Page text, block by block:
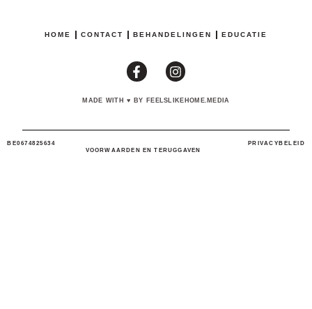
HOME CONTACT BEHANDELINGEN EDUCATIE
MADE WITH♥ BY FEELSLIKEHOME.MEDIA
PRIVACYBELEID
BE0674825634
VOORWAARDEN EN TERUGGAVEN